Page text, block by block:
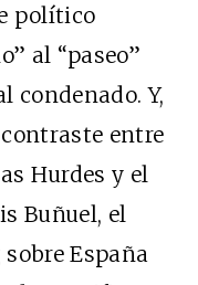
político
al “paseo”
condenado. Y,
entre
Hurdes y el
Buñuel, el
España